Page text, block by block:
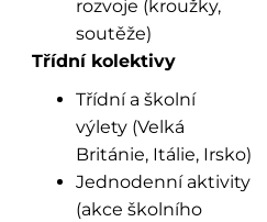
rozvoje (kroužky,
soutěže)
Třídní kolektivy
Třídní a školní
výlety (Velká
Británie, Itálie, Irsko)
Jednodenní aktivity
(akce školního